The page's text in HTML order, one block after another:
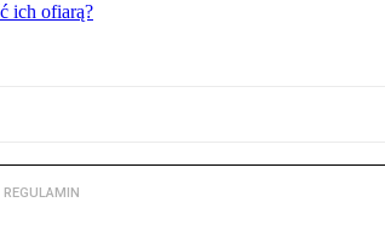
ich ofiarą?
REGULAMIN